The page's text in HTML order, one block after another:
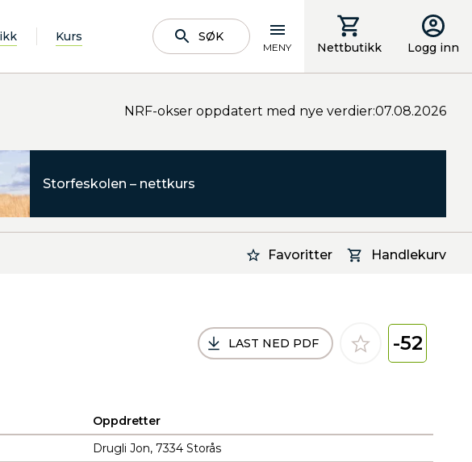
Kurs SØK
MENY Nettbutikk Logg inn
NRF-okser oppdatert med nye verdier:07.08.2026
Storfeskolen – nettkurs
Favoritter Handlekurv
LAST NED PDF -52
Oppdretter
Drugli Jon, 7334 Storås